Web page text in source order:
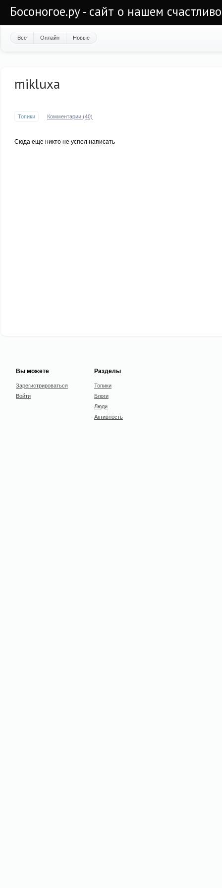
Босоногое.ру - сайт о нашем
Все Онлайн Новые
mikluxa
Топики Комментарии (40)
Сюда еще никто не успел написать
Вы можете
Зарегистрироваться
Войти
Разделы
Топики
Блоги
Люди
Активность